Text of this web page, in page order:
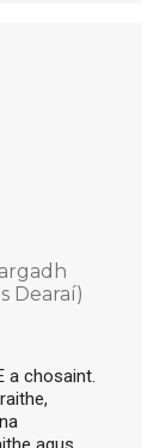
Dearaí)
a chosaint.